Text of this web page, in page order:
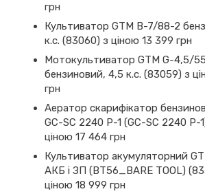
грн
Культиватор GTM B-7/88-2
к.с. (83060) з ціною 13 399 грн
Мотокультиватор GTM G-4,5/55
бензиновий, 4,5 к.с. (83059) з
грн
Аератор скарифікатор
GC-SC 2240 P-1 (GC-SC 2240 P-
ціною 17 464 грн
Культиватор акумуляторний
АКБ і ЗП (BT56_BARE TOOL)
ціною 18 999 грн